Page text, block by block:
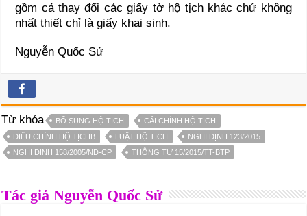
gồm cả thay đổi các giấy tờ hộ tịch khác chứ không
nhất thiết chỉ là giấy khai sinh.
Nguyễn Quốc Sử
Từ khóa BỔ SUNG HỘ TỊCH
CẢI CHÍNH HỘ TỊCH
ĐIỀU CHỈNH HỘ TỊCHB
LUẬT HỘ TỊCH
NGHỊ ĐỊNH 123/2015
NGHỊ ĐỊNH 158/2005/NĐ-CP
THÔNG TƯ 15/2015/TT-BTP
Tác giả Nguyễn Quốc Sử